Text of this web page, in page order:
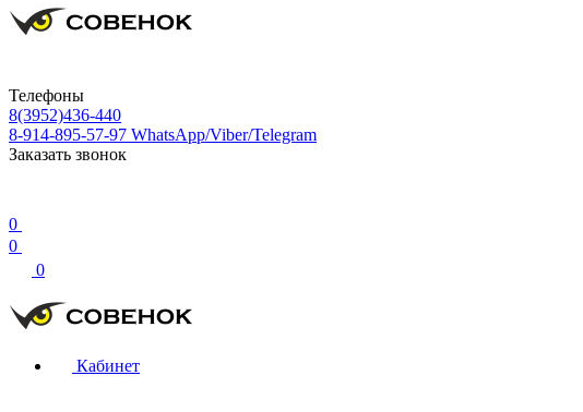
Телефоны
8(3952)436-440
8-914-895-57-97 WhatsApp/Viber/Telegram
Заказать звонок
0
0
0
Кабинет